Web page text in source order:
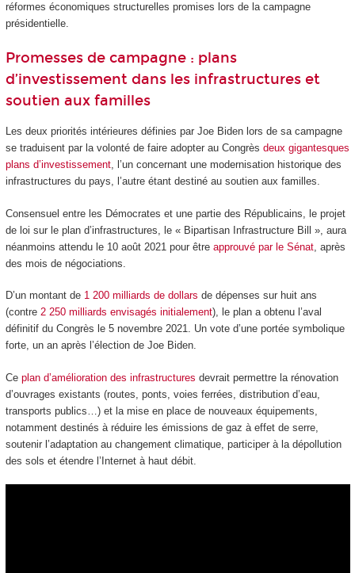
réformes économiques structurelles promises lors de la campagne
présidentielle.
Promesses de campagne : plans
d’investissement dans les infrastructures et
soutien aux familles
Les deux priorités intérieures définies par Joe Biden lors de sa campagne
se traduisent par la volonté de faire adopter au Congrès deux gigantesques
plans d’investissement, l’un concernant une modernisation historique des
infrastructures du pays, l’autre étant destiné au soutien aux familles.
Consensuel entre les Démocrates et une partie des Républicains, le projet
de loi sur le plan d’infrastructures, le « Bipartisan Infrastructure Bill », aura
néanmoins attendu le 10 août 2021 pour être approuvé par le Sénat, après
des mois de négociations.
D’un montant de 1 200 milliards de dollars de dépenses sur huit ans
(contre 2 250 milliards envisagés initialement), le plan a obtenu l’aval
définitif du Congrès le 5 novembre 2021. Un vote d’une portée symbolique
forte, un an après l’élection de Joe Biden.
Ce plan d’amélioration des infrastructures devrait permettre la rénovation
d’ouvrages existants (routes, ponts, voies ferrées, distribution d’eau,
transports publics…) et la mise en place de nouveaux équipements,
notamment destinés à réduire les émissions de gaz à effet de serre,
soutenir l’adaptation au changement climatique, participer à la dépollution
des sols et étendre l’Internet à haut débit.